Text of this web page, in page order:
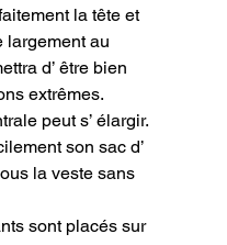
la tête et
largement au
d’ être bien
extrêmes.
peut s’ élargir.
son sac d’
la veste sans
sont placés sur